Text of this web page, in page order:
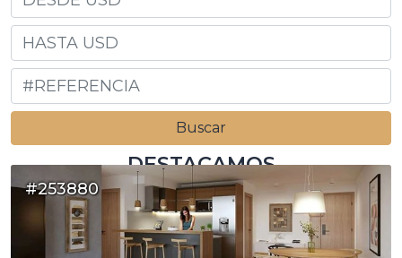
DESTACAMOS
#253880